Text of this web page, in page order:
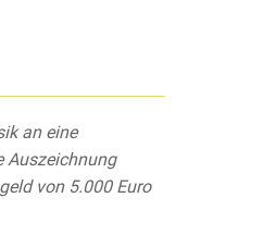
an eine
Auszeichnung
von 5.000 Euro